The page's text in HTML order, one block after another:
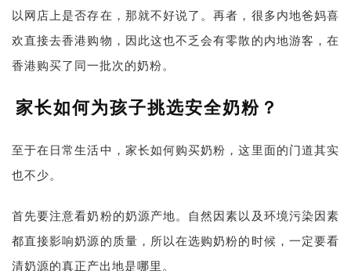
以网店上是否存在，那就不好说了。再者，很多内地爸妈喜
欢直接去香港购物，因此这也不乏会有零散的内地游客，在
香港购买了同一批次的奶粉。
家长如何为孩子挑选安全奶粉？
至于在日常生活中，家长如何购买奶粉，这里面的门道其实
也不少。
首先要注意看奶粉的奶源产地。自然因素以及环境污染因素
都直接影响奶源的质量，所以在选购奶粉的时候，一定要看
清奶源的真正产出地是哪里。